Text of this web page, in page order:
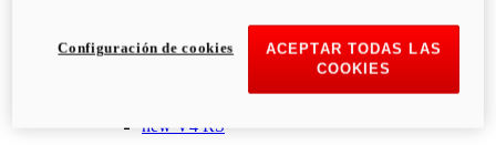
126 NmTorque
223 kg
PESO HÚMEDO SIN
new V4 RS
ACEPTAR TODAS LAS
COOKIES
Configuración de cookies